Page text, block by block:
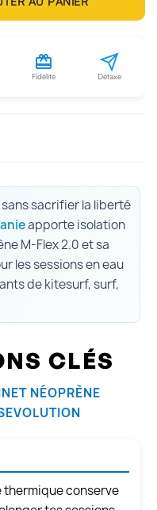
Fidélité Détaxe
sacrifier la liberté
apporte isolation
M-Flex 2.0 et sa
les sessions en eau
de kitesurf, surf,
CLÉS
NÉOPRÈNE
thermique conserve